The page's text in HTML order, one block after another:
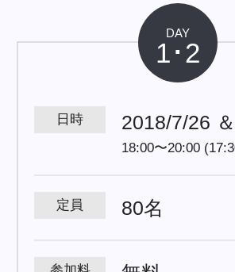
DAY
1･2
日時 2018/7/26
18:00〜20:00
定員 80名